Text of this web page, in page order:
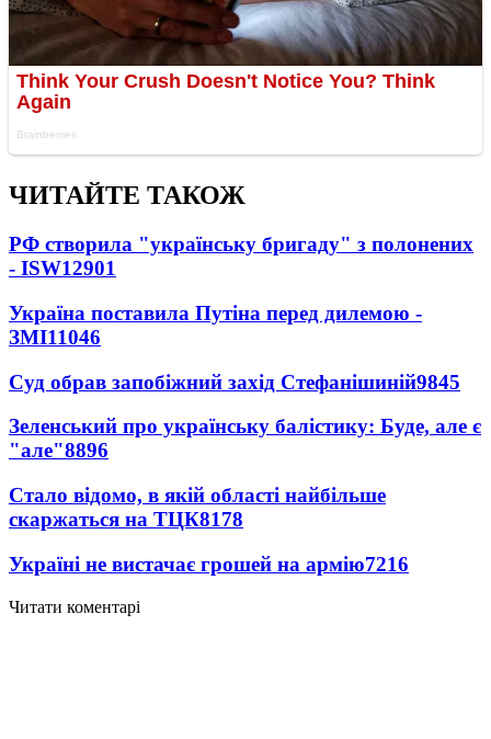
ЧИТАЙТЕ ТАКОЖ
РФ створила "українську бригаду" з полонених
- ISW12901
Україна поставила Путіна перед дилемою -
ЗМІ11046
Суд обрав запобіжний захід Стефанішиній9845
Зеленський про українську балістику: Буде, але є
"але"8896
Стало відомо, в якій області найбільше
скаржаться на ТЦК8178
Україні не вистачає грошей на армію7216
Читати коментарі